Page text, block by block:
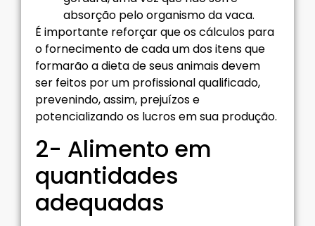
absorção pelo organismo da vaca.
É importante reforçar que os cálculos para
o fornecimento de cada um dos itens que
formarão a dieta de seus animais devem
ser feitos por um profissional qualificado,
prevenindo, assim, prejuízos e
potencializando os lucros em sua produção.
2- Alimento em
quantidades
adequadas